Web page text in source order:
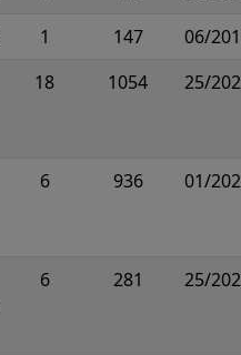
1 147
06/
18 1054 25/
6 936 01/
6 281 25/